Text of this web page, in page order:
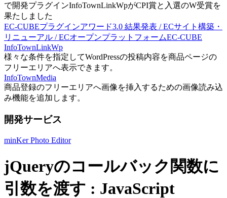
で開発プラグインInfoTownLinkWpがCPI賞と入選のW受賞を
果たしました
EC-CUBEプラグインアワード3.0 結果発表 / ECサイト構築・
リニューアル / ECオープンプラットフォームEC-CUBE
InfoTownLinkWp
様々な条件を指定してWordPressの投稿内容を商品ページの
フリーエリアへ表示できます。
InfoTownMedia
商品登録のフリーエリアへ画像を挿入するための画像読み込
み機能を追加します。
開発サービス
minKer Photo Editor
jQueryのコールバック関数に
引数を渡す : JavaScript